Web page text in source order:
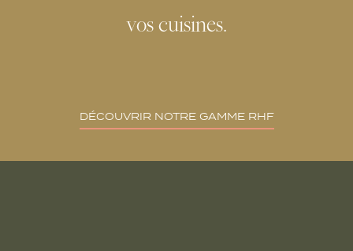
vos cuisines.
DÉCOUVRIR NOTRE GAMME RHF